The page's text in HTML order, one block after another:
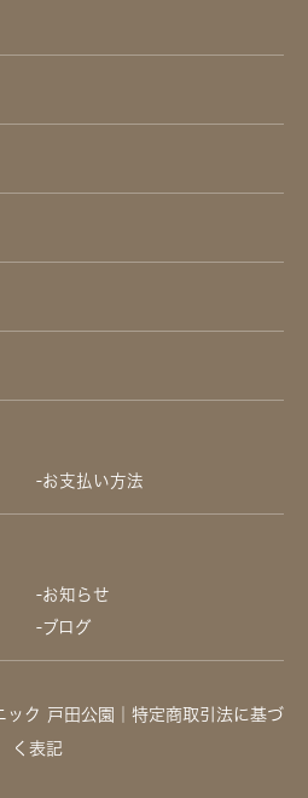
お支払い方法
お知らせ
ブログ
ック 戸田公園
｜特定商取引法に基づ
く表記